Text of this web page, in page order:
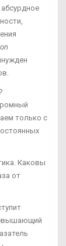
только с
Каковы
от